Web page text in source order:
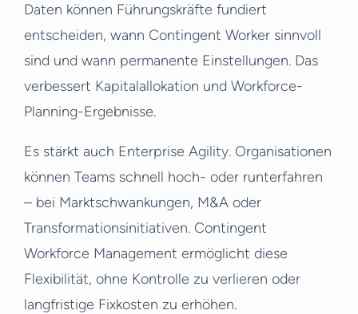
Daten können Führungskräfte fundiert
entscheiden, wann Contingent Worker sinnvoll
sind und wann permanente Einstellungen. Das
verbessert Kapitalallokation und Workforce-
Planning-Ergebnisse.
Es stärkt auch Enterprise Agility. Organisationen
können Teams schnell hoch- oder runterfahren
– bei Marktschwankungen, M&A oder
Transformationsinitiativen. Contingent
Workforce Management ermöglicht diese
Flexibilität, ohne Kontrolle zu verlieren oder
langfristige Fixkosten zu erhöhen.